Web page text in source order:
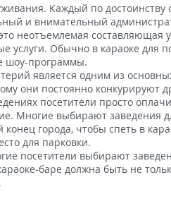
Каждый по достоинству
и внимательный
неотъемлемая составляющая
услуги. Обычно в караоке для
шоу-программы.
является одним из
они постоянно
посетители просто
Многие выбирают заведения
конец города, чтобы спеть в
для парковки.
посетители выбирают
баре должна быть не